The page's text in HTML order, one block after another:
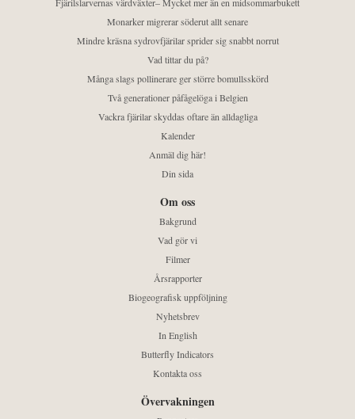
Monarker migrerar söderut allt senare
Mindre kräsna sydrovfjärilar sprider sig snabbt norrut
Vad tittar du på?
Många slags pollinerare ger större bomullsskörd
Två generationer påfågelöga i Belgien
Vackra fjärilar skyddas oftare än alldagliga
Kalender
Anmäl dig här!
Din sida
Om oss
Bakgrund
Vad gör vi
Filmer
Årsrapporter
Biogeografisk uppföljning
Nyhetsbrev
In English
Butterfly Indicators
Kontakta oss
Övervakningen